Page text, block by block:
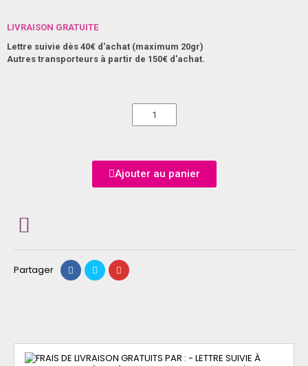
LIVRAISON GRATUITE
Lettre suivie dès 40€ d'achat (maximum 20gr)
Autres transporteurs à partir de 150€ d'achat.
Ajouter au panier
Partager